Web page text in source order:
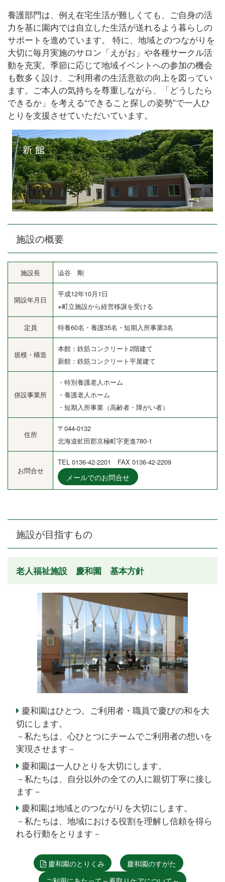
養護部門は、例え在宅生活が難しくても、ご自身の活
力を基に園内では自立した生活が送れるよう暮らしの
サポートを進めています。 特に、地域とのつながりを
大切に毎月実施のサロン「えがお」や各種サークル活
動を充実。季節に応じて地域イベントへの参加の機会
も数多く設け、ご利用者の生活意欲の向上を図ってい
ます。ご本人の気持ちを尊重しながら、「どうしたら
できるか」を考える“できること探しの姿勢”で一人ひ
とりを支援させていただいています。
施設の概要
施設長 澁谷 剛
開設年月日
平成12年10月1日
※町立施設から経営移譲を受ける
定員 特養60名・養護35名・短期入所事業3名
規模・構造
本館：鉄筋コンクリート2階建て
新館：鉄筋コンクリート平屋建て
併設事業所
・特別養護老人ホーム
・養護老人ホーム
・短期入所事業（高齢者・障がい者）
住所
〒044-0132
北海道虻田郡京極町字更進780-1
お問合せ
TEL 0136-42-2201 FAX 0136-42-2209
メールでのお問合せ
施設が目指すもの
老人福祉施設 慶和園 基本方針
慶和園はひとつ。ご利用者・職員で慶びの和を大
切にします。
－私たちは、心ひとつにチームでご利用者の想いを
実現させます－
慶和園は一人ひとりを大切にします。
－私たちは、自分以外の全ての人に親切丁寧に接し
ます－
慶和園は地域とのつながりを大切にします。
－私たちは、地域における役割を理解し信頼を得ら
れる行動をとります－
慶和園のとりくみ
慶和園のすがた